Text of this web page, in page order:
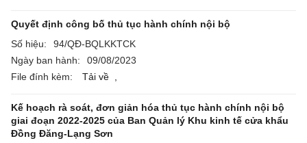
Quyết định công bố thủ tục hành chính nội bộ
Số hiệu:
94/QĐ-BQLKKTCK
Ngày ban hành:
09/08/2023
File đính kèm:
Tải về
Kế hoạch rà soát, đơn giản hóa thủ tục hành chính nội bộ
giai đoạn 2022-2025 của Ban Quản lý Khu kinh tế cửa khẩu
Đồng Đăng-Lạng Sơn